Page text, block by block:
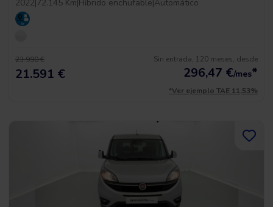
2022|72.145 Km|Híbrido enchufable|Automático
23.990 €
21.591 €
Sin entrada, 120 meses, desde
296,47 €/mes*
*Ver ejemplo TAE 11,53%